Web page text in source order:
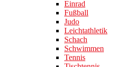
Einrad
Fußball
Judo
Leichtathletik
Schach
Schwimmen
Tennis